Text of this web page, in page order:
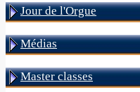
Jour de l'Orgue
Médias
Master classes